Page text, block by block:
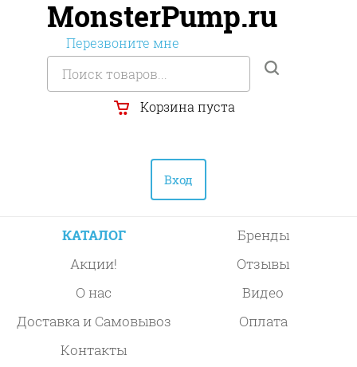
MonsterPump.ru
Перезвоните мне
Корзина пуста
Вход
КАТАЛОГ
Бренды
Акции!
Отзывы
О нас
Видео
Доставка и Самовывоз
Оплата
Контакты